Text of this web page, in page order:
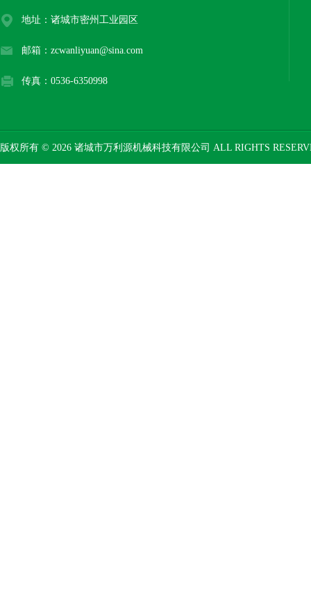
地址：诸城市密州工业园区
邮箱：zcwanliyuan@sina.com
传真：0536-6350998
版权所有 © 2026 诸城市万利源机械科技有限公司 ALL RIGHTS